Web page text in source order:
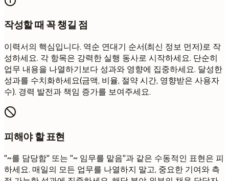
작성할 때 꼭 챙길 점
이력서의 핵심입니다. 역순 연대기 순서(최신 정보 먼저)로 작
성하세요. 각 항목은 강력한 실행 동사로 시작하세요. 단순히
업무 내용을 나열하기보다 성과와 영향에 집중하세요. 달성한
성과를 수치화하세요(금액, 비율, 절약 시간, 영향받은 사용자
수). 경력 발전과 책임 증가를 보여주세요.
피해야 할 표현
"~를 담당함" 또는 "~ 임무를 맡음"과 같은 수동적인 표현은 피
하세요. 매일의 모든 업무를 나열하지 말고, 중요한 기여와 측